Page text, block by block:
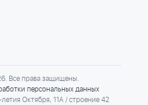
Все права защищены.
персональных данных
Октября, 11А / строение 42